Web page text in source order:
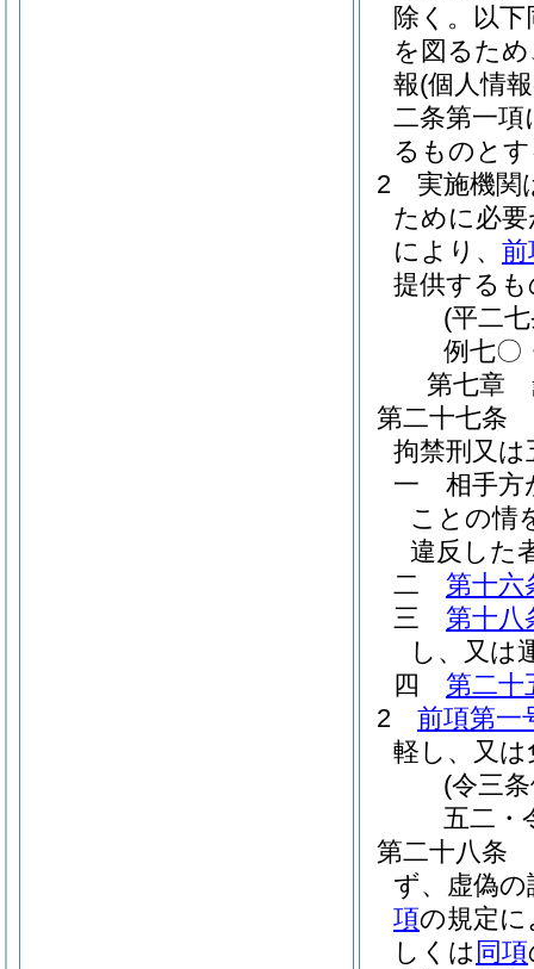
除く。以下
を図るた
報(個人情
二条第一
るものと
2
実施機関
ために必
により、 前
提供する
(平二
例七〇
第七章
第二十七条
拘禁刑又
一
相手方
ことの情
違反した
二
第十六
三
第十八
し、又は
四
第二十
2
前項第一
軽し、又
(令三
五二・
第二十八条
ず、虚偽
項の規定に
しくは 同項